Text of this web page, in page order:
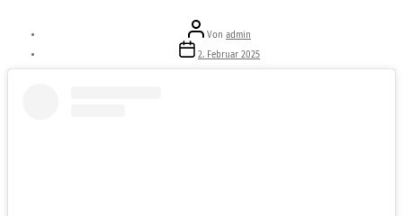
Beitragsautor
Von admin
Veröffentlichungsdatum
2. Februar 2025